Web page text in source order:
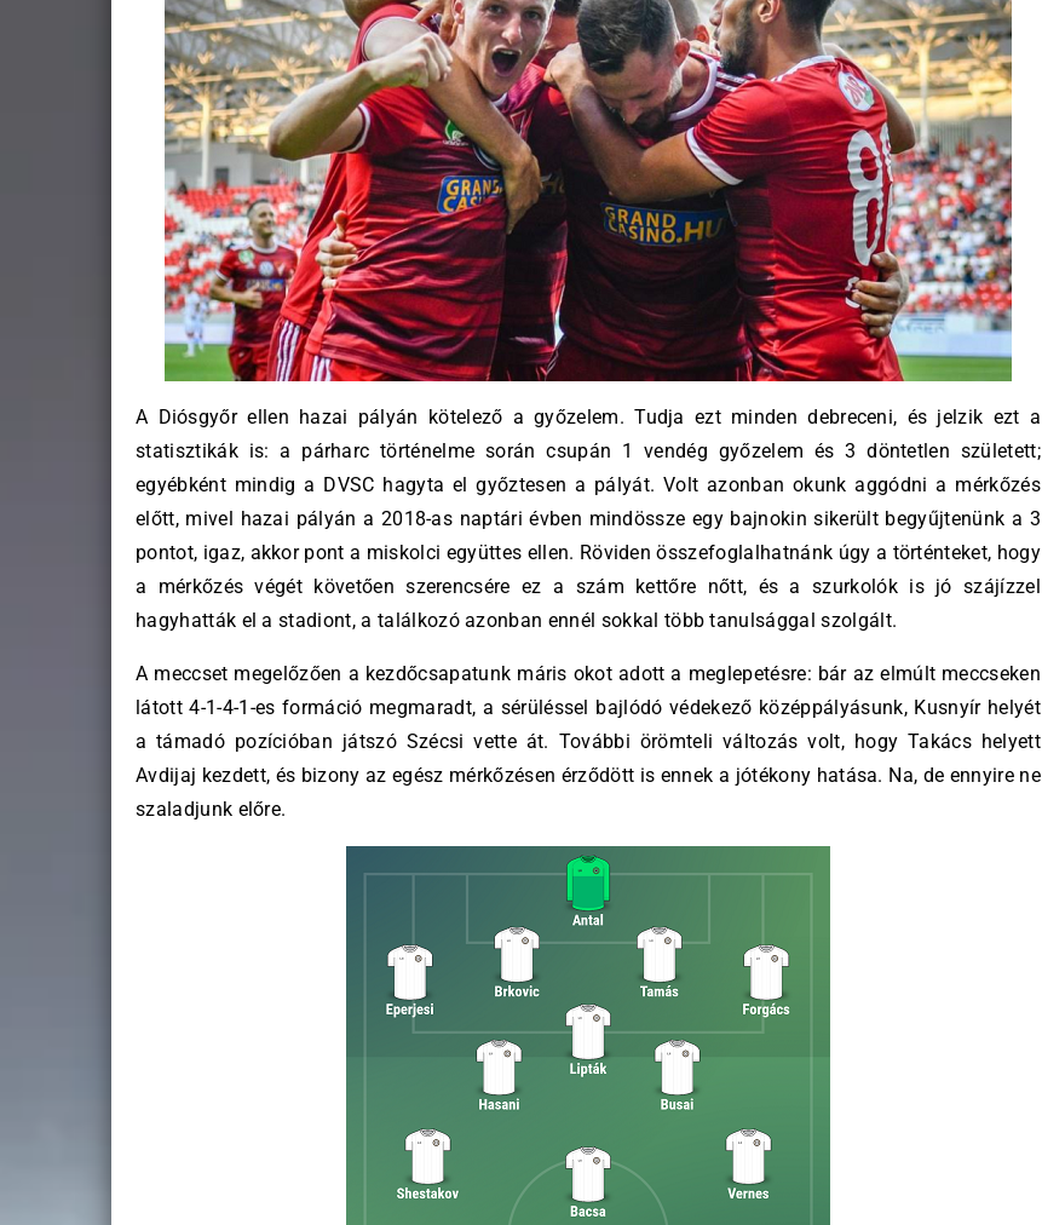
A Diósgyőr ellen hazai pályán kötelező a győzelem. Tudja ezt minden debreceni, és jelzik ezt a
statisztikák is: a párharc történelme során csupán 1 vendég győzelem és 3 döntetlen született;
egyébként mindig a DVSC hagyta el győztesen a pályát. Volt azonban okunk aggódni a mérkőzés
előtt, mivel hazai pályán a 2018-as naptári évben mindössze egy bajnokin sikerült begyűjtenünk a 3
pontot, igaz, akkor pont a miskolci együttes ellen. Röviden összefoglalhatnánk úgy a történteket, hogy
a mérkőzés végét követően szerencsére ez a szám kettőre nőtt, és a szurkolók is jó szájízzel
hagyhatták el a stadiont, a találkozó azonban ennél sokkal több tanulsággal szolgált.
A meccset megelőzően a kezdőcsapatunk máris okot adott a meglepetésre: bár az elmúlt meccseken
látott 4-1-4-1-es formáció megmaradt, a sérüléssel bajlódó védekező középpályásunk, Kusnyír helyét
a támadó pozícióban játszó Szécsi vette át. További örömteli változás volt, hogy Takács helyett
Avdijaj kezdett, és bizony az egész mérkőzésen érződött is ennek a jótékony hatása. Na, de ennyire ne
szaladjunk előre.